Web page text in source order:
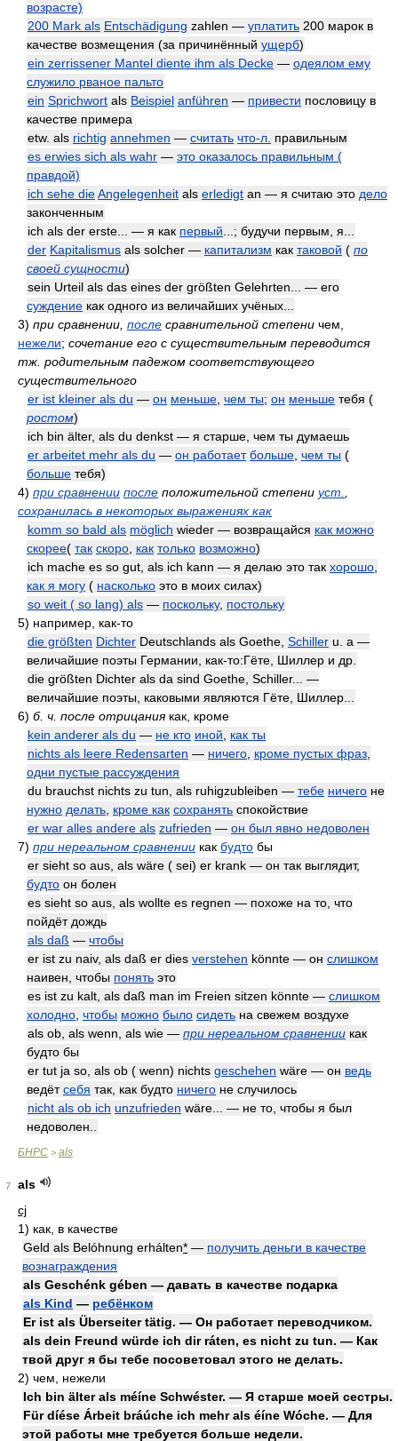
возрасте)
200 Mark als Entschädigung zahlen — уплатить 200 марок в
качестве возмещения (за причинённый ущерб)
ein zerrissener Mantel diente ihm als Decke — одеялом ему
служило рваное пальто
ein Sprichwort als Beispiel anführen — привести пословицу в
качестве примера
etw. als richtig annehmen — считать что-л. правильным
es erwies sich als wahr — это оказалось правильным (
правдой)
ich sehe dieAngelegenheit als erledigt an — я считаю это дело
законченным
ich als der erste... — я как первый ...; будучи первым, я...
der Kapitalismus als solcher — капитализм как таковой ( по
своей сущности)
sein Urteil als das eines der größten Gelehrten... — его
суждение как одного из величайших учёных...
3) при сравнении, после сравнительной степени чем,
нежели; сочетание его с существительным переводится
тж. родительным падежом соответствующего
существительного
er ist kleiner als du — он меньше чем ты; он меньше тебя (
ростом)
ich bin älter, als du denkst — я старше, чем ты думаешь
er arbeitet mehr als du — он работает больше чем ты (
больше тебя)
4) при сравнении после положительной степени уст.
сохранилась в некоторых выражениях как
komm so bald als möglich wieder — возвращайся как можно
скорее( так скоро как только возможно)
ich mache es so gut, als ich kann — я делаю это так хорошо
как я могу ( насколько это в моих силах)
so weit ( so lang) als — поскольку, постольку
5) например, как-то
die größten Dichter Deutschlands als Goethe, Schiller u. a —
величайшие поэты Германии, как-то:Гёте, Шиллер и др.
die größten Dichter als da sind Goethe, Schiller... —
величайшие поэты, каковыми являются Гёте, Шиллер...
6) б. ч. после отрицаниякак, кроме
kein anderer als du — не кто иной
как ты
nichts als leere Redensarten — ничего кроме пустых фраз
одни пустые рассуждения
du brauchst nichts zu tun, als ruhigzubleiben — тебе ничего не
нужно делать кроме как сохранять спокойствие
er war alles andere als zufrieden — он был явно недоволен
7) при нереальном сравнении как будто бы
er sieht so aus, als wäre ( sei) er krank — он так выглядит,
будто он болен
es sieht so aus, als wollte es regnen — похоже на то, что
пойдёт дождь
als daß — чтобы
er ist zu naiv, als daß er dies verstehen könnte — он слишком
наивен, чтобы понять это
es ist zu kalt, als daß man im Freien sitzen könnte — слишком
холодно чтобы можно было сидеть на свежем воздухе
als ob, als wenn, als wie — при нереальном сравнении как
будто бы
er tut ja so, als ob ( wenn) nichts geschehen wäre — он ведь
ведётсебя так, как будто ничего не случилось
nicht als ob ich unzufrieden wäre... — не то, чтобы я был
недоволен..
БНРС > als
7
als
cj
1) как, в качестве
Geld als Belóhnung erhálten* — получить деньги в качестве
вознаграждения
als Geschénk gében — давать в качестве подарка
als Kind — ребёнком
Er ist als Überseiter tätig. — Он работает переводчиком.
als dein Freund würde ich dir ráten, es nicht zu tun. — Как
твой друг я бы тебе посоветовал этого не делать.
2) чем, нежели
Ich bin älter als méíne Schwéster. — Я старше моей сестры.
Für díése Árbeit bráúche ich mehr als éíne Wóche. — Для
этой работы мне требуется больше недели.